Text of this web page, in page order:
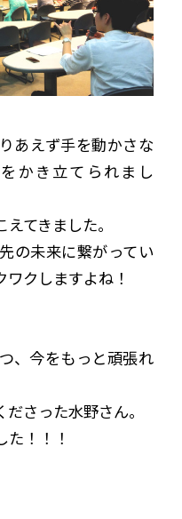
あえず手を動かさな
かき立てられまし
てきました。
の未来に繋がってい
クしますよね！
、今をもっと頑張れ
さった水野さん。
！！！